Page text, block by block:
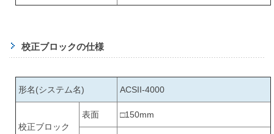
校正ブロックの仕様
形名(システム名) ACSII-4000
校正ブロック
表面 □150mm